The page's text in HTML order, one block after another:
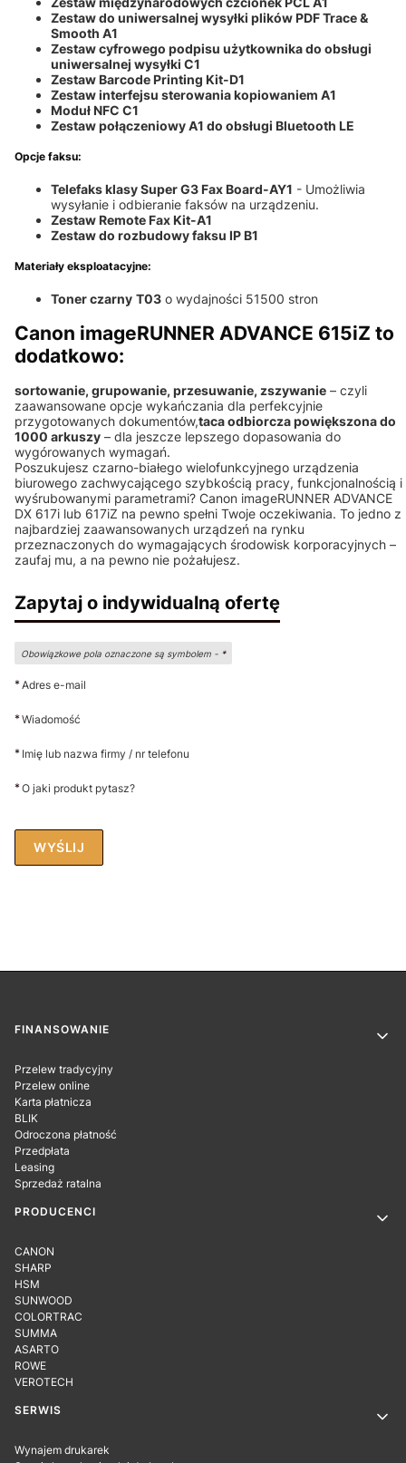
Zestaw do uniwersalnej wysyłki plików PDF Trace &
Smooth A1
Zestaw cyfrowego podpisu użytkownika do obsługi
uniwersalnej wysyłki C1
Zestaw Barcode Printing Kit-D1
Zestaw interfejsu sterowania kopiowaniem A1
Moduł NFC C1
Zestaw połączeniowy A1 do obsługi Bluetooth LE
Opcje faksu:
Telefaks klasy Super G3 Fax Board-AY1 - Umożliwia
wysyłanie i odbieranie faksów na urządzeniu.
Zestaw Remote Fax Kit-A1
Zestaw do rozbudowy faksu IP B1
Materiały eksploatacyjne:
Toner czarny T03 o wydajności 51500 stron
Canon imageRUNNER ADVANCE 615iZ to
dodatkowo:
sortowanie, grupowanie, przesuwanie, zszywanie – czyli
zaawansowane opcje wykańczania dla perfekcyjnie
przygotowanych dokumentów,taca odbiorcza powiększona do
1000 arkuszy – dla jeszcze lepszego dopasowania do
wygórowanych wymagań.
Poszukujesz czarno-białego wielofunkcyjnego urządzenia
biurowego zachwycającego szybkością pracy, funkcjonalnością i
wyśrubowanymi parametrami? Canon imageRUNNER ADVANCE
DX 617i lub 617iZ na pewno spełni Twoje oczekiwania. To jedno z
najbardziej zaawansowanych urządzeń na rynku
przeznaczonych do wymagających środowisk korporacyjnych –
zaufaj mu, a na pewno nie pożałujesz.
Zapytaj o indywidualną ofertę
Obowiązkowe pola oznaczone są symbolem - *
*Adres e-mail
*Wiadomość
* Imię lub nazwa firmy / nr telefonu
*O jaki produkt pytasz?
WYŚLIJ
Linki w stopce
FINANSOWANIE
Przelew tradycyjny
Przelew online
Karta płatnicza
BLIK
Odroczona płatność
Przedpłata
Leasing
Sprzedaż ratalna
PRODUCENCI
CANON
SHARP
HSM
SUNWOOD
COLORTRAC
SUMMA
ASARTO
ROWE
VEROTECH
SERWIS
Wynajem drukarek